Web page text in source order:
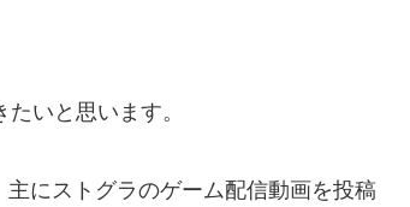
いと思います。
にストグラのゲーム配信動画を投稿